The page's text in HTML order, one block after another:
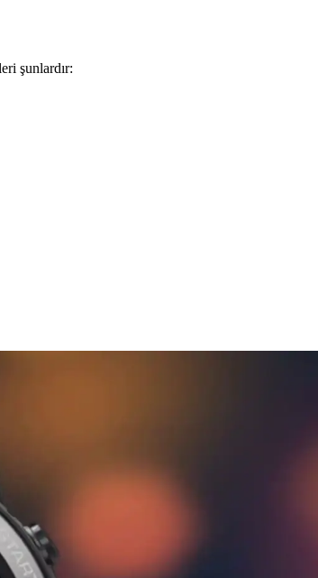
şunlardır:
sağlayın.
seçenekleri sunar.
modellerle günlük yaşamda pratik kullanım sağlar.